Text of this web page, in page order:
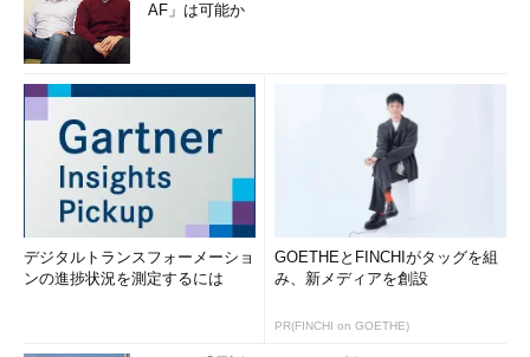
AF」は可能か
デジタルトランスフォーメーショ
ンの進捗状況を測定するには
GOETHEとFINCHIがタッグを組
み、新メディアを創設
PR(FINCHI on GOETHE)